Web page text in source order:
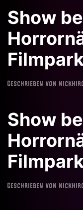
Show
Geschrieben von
Show
Geschrieben von